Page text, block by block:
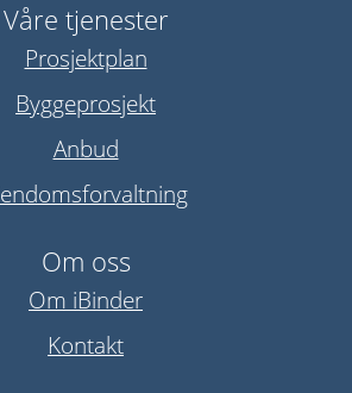
Våre tjenester
Prosjektplan
Byggeprosjekt
Anbud
Om oss
Om iBinder
Kontakt